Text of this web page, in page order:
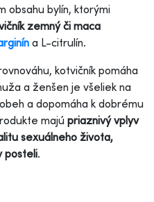
obsahu bylín, ktorými
zemný či maca
a L-citrulín.
kotvičník pomáha
a ženšen je všeliek na
a dopomáha k dobrému
majú priaznivý vplyv
sexuálneho života,
posteli.